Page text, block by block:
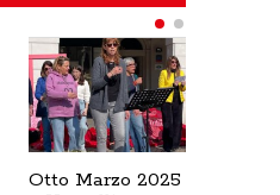
Otto Marzo 2025